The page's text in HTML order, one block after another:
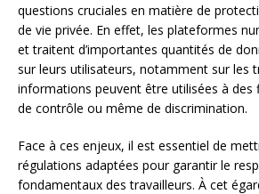
questions cruciales en matière de
de vie privée. En effet, les plateformes
et traitent d’importantes quantités de
sur leurs utilisateurs, notamment sur les
informations peuvent être utilisées à des
de contrôle ou même de discrimination.
Face à ces enjeux, il est essentiel de
régulations adaptées pour garantir le
fondamentaux des travailleurs. À cet